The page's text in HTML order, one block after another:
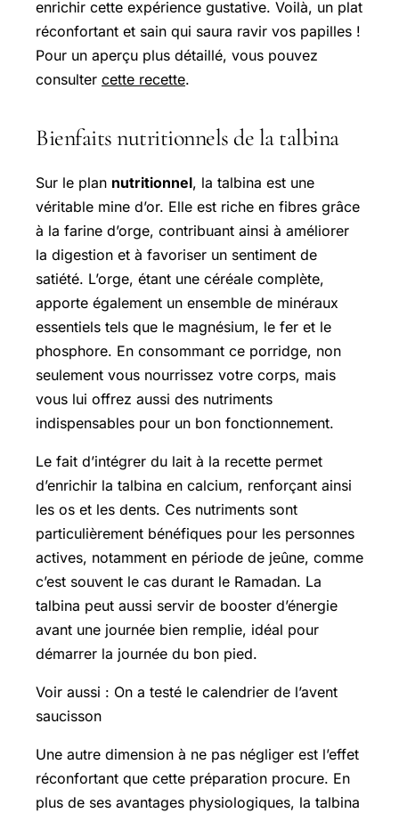
enrichir cette expérience gustative. Voilà, un plat
réconfortant et sain qui saura ravir vos papilles !
Pour un aperçu plus détaillé, vous pouvez
consulter cette recette.
Bienfaits nutritionnels de la talbina
Sur le plan nutritionnel, la talbina est une
véritable mine d’or. Elle est riche en fibres grâce
à la farine d’orge, contribuant ainsi à améliorer
la digestion et à favoriser un sentiment de
satiété. L’orge, étant une céréale complète,
apporte également un ensemble de minéraux
essentiels tels que le magnésium, le fer et le
phosphore. En consommant ce porridge, non
seulement vous nourrissez votre corps, mais
vous lui offrez aussi des nutriments
indispensables pour un bon fonctionnement.
Le fait d’intégrer du lait à la recette permet
d’enrichir la talbina en calcium, renforçant ainsi
les os et les dents. Ces nutriments sont
particulièrement bénéfiques pour les personnes
actives, notamment en période de jeûne, comme
c’est souvent le cas durant le Ramadan. La
talbina peut aussi servir de booster d’énergie
avant une journée bien remplie, idéal pour
démarrer la journée du bon pied.
Voir aussi : On a testé le calendrier de l’avent
saucisson
Une autre dimension à ne pas négliger est l’effet
réconfortant que cette préparation procure. En
plus de ses avantages physiologiques, la talbina